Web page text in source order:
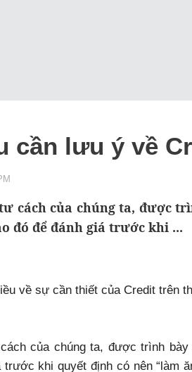
cần lưu ý về
cách của chúng ta, được
đó để đánh giá trước khi ...
về sự cần thiết của Credit trên
của chúng ta, được trình bày
khi quyết định có nên “làm